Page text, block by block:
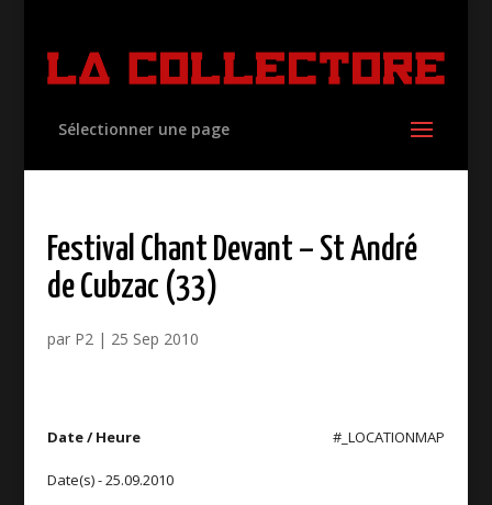
Sélectionner une page
Festival Chant Devant – St André
de Cubzac (33)
par P2| 25 Sep 2010
#_LOCATIONMAP
Date / Heure
Date(s) - 25.09.2010